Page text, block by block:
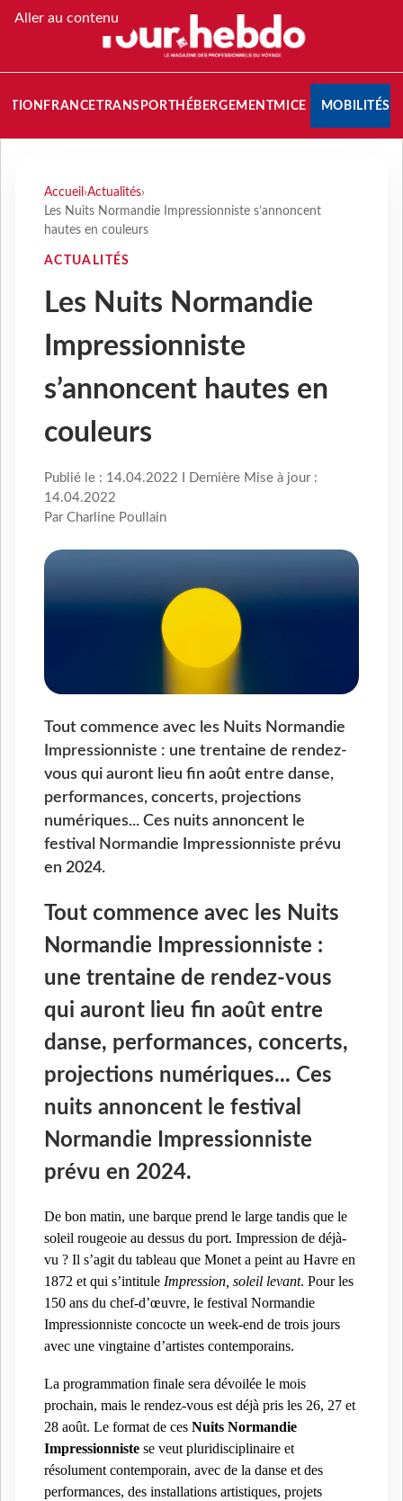
Aller au contenu
FRANCETRANSPORT HÉBERGEMENTMICE MOBILITÉS
Accueil ›Actualités›
Les Nuits Normandie Impressionniste s’annoncent
hautes en couleurs
ACTUALITÉS
Les Nuits Normandie
Impressionniste
s’annoncent hautes en
couleurs
Publié le : 14.04.2022 I Dernière Mise à jour :
14.04.2022
Par Charline Poullain
Tout commence avec les Nuits Normandie
Impressionniste : une trentaine de rendez-
vous qui auront lieu fin août entre danse,
performances, concerts, projections
numériques... Ces nuits annoncent le
festival Normandie Impressionniste prévu
en 2024.
Tout commence avec les Nuits
Normandie Impressionniste :
une trentaine de rendez-vous
qui auront lieu fin août entre
danse, performances, concerts,
projections numériques... Ces
nuits annoncent le festival
Normandie Impressionniste
prévu en 2024.
De bon matin, une barque prend le large tandis que le
soleil rougeoie au dessus du port. Impression de déjà-
vu ? Il s’agit du tableau que Monet a peint au Havre en
1872 et qui s’intitule Impression, soleil levant. Pour les
150 ans du chef-d’œuvre, le festival Normandie
Impressionniste concocte un week-end de trois jours
avec une vingtaine d’artistes contemporains.
La programmation finale sera dévoilée le mois
prochain, mais le rendez-vous est déjà pris les 26, 27 et
28 août. Le format de ces Nuits Normandie
Impressionniste se veut pluridisciplinaire et
résolument contemporain, avec de la danse et des
performances, des installations artistiques, projets